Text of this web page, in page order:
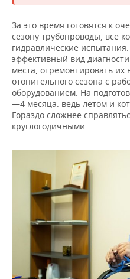
За это время готовятся к
сезону трубопроводы, все
гидравлические
эффективный вид
места, отремонтировать
отопительного сезона с
оборудованием. На
—4 месяца: ведь летом и
Гораздо сложнее
круглогодичными.